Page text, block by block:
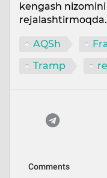
kengash
rejalashtirmoqda.
AQSh
Tramp